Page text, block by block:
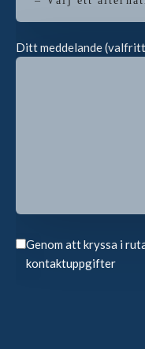
Ditt meddelande
Genom att kryssa i
kontaktuppgifter